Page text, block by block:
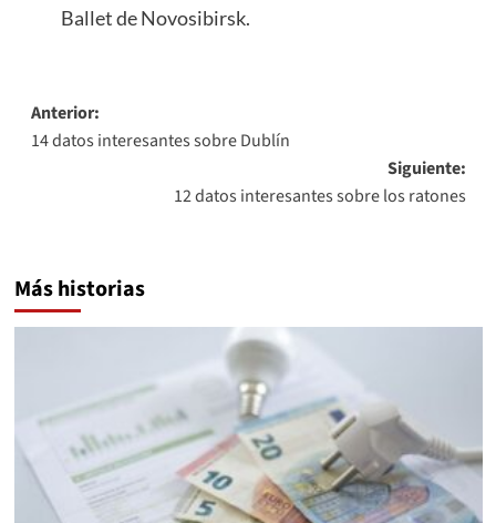
Ballet de Novosibirsk.
Navegación
de
Anterior:
14 datos interesantes sobre Dublín
Siguiente:
12 datos interesantes sobre los ratones
Más historias